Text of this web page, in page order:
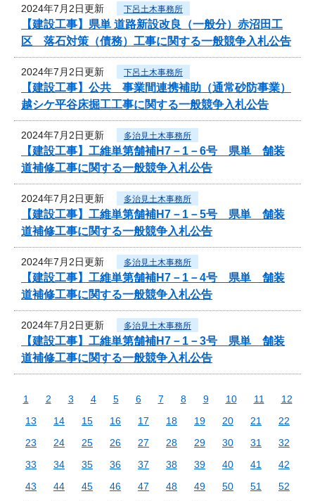
2024年7月2日更新 下呂土木事務所
【建設工事】県単 道路新設改良（一般分）赤沼田工
区 落石対策（債務）工事に関する一般競争入札公告
2024年7月2日更新 下呂土木事務所
【建設工事】公共 事業間連携補助（通常砂防事業）
越シケ平谷床掘工工事に関する一般競争入札公告
2024年7月2日更新 多治見土木事務所
【建設工事】工維単第舗補H7－1－6号 県単 舗装
道補修工事に関する一般競争入札公告
2024年7月2日更新 多治見土木事務所
【建設工事】工維単第舗補H7－1－5号 県単 舗装
道補修工事に関する一般競争入札公告
2024年7月2日更新 多治見土木事務所
【建設工事】工維単第舗補H7－1－4号 県単 舗装
道補修工事に関する一般競争入札公告
2024年7月2日更新 多治見土木事務所
【建設工事】工維単第舗補H7－1－3号 県単 舗装
道補修工事に関する一般競争入札公告
1 2 3 4 5 6 7 8 9 10 11
12
13
14 15 16 17 18 19 20 21
22
23
24 25 26 27 28 29 30 31
32
33
34 35 36 37 38 39 40 41
42
43
44 45 46 47 48 49 50 51
52